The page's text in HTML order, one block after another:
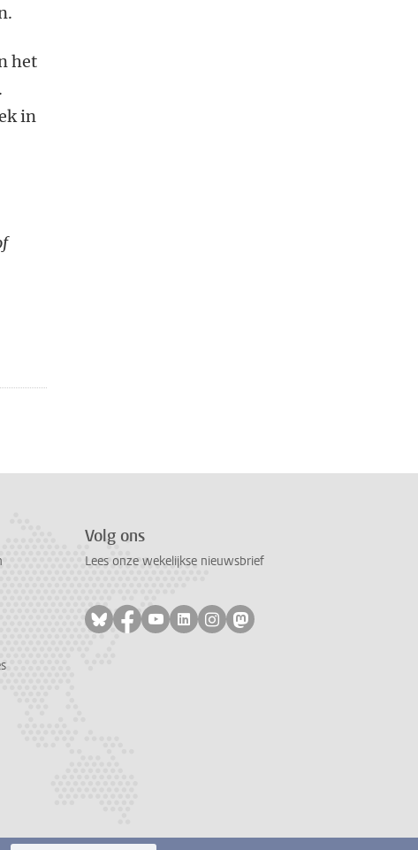
het
in
Volg ons
Lees onze wekelijkse nieuwsbrief
Volg ons op bluesky
Volg ons op facebook
Volg ons op youtube
Volg ons op linkedin
Volg ons op instagram
Volg ons op mastodon